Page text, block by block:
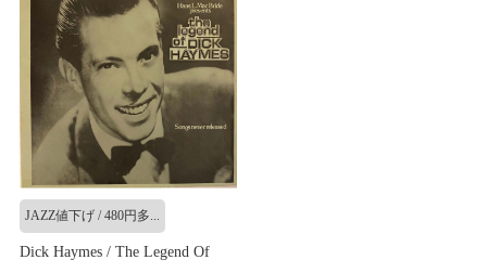
JAZZ値下げ / 480円多...
Dick Haymes / The Legend Of